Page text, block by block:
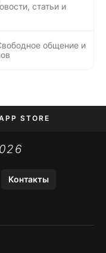
статьи и
общение и
STORE
APP STORE
Контакты